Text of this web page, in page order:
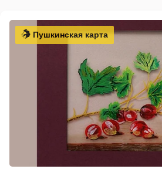
Пушкинская карта